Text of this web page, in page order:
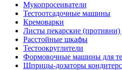
Мукопросеиватели
Тестоотсадочные машины
Кремоварки
Листы пекарские
Расстойные шкафы
Тестоокруглители
Формовочные машины для
Шприцы-дозаторы